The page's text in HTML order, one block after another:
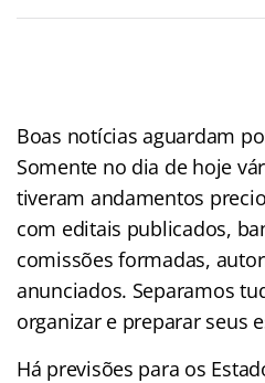
Boas notícias aguardam
Somente no dia de hoje
tiveram andamentos
com editais publicados,
comissões formadas,
anunciados. Separamos
organizar e preparar seus
Há previsões para os